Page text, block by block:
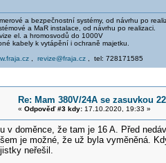
a bezpečnostní systémy, od návrhu po
a MaR instalace, od návrhu po realizaci.
el. a hromosvodů do 1000V
kabely k vytápění i ochraně majetku.
, revize@fraja.cz, tel: 728171585
Re: Mam 380V/24A se zasuvkou
« Odpověď #3 kdy:17.10.2020, 19:33 »
v doměnce, že tam je 16 A. Před
je možné, že už byla vyměněná.
neřešil.